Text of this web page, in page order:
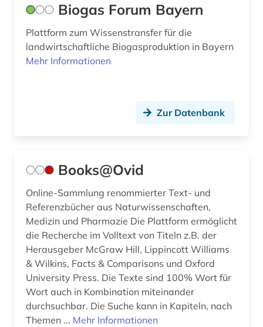
medizinische technik (1)
medizintechnik (2)
meereskunde (2)
mineralogie (1)
mitgliedsstaaten (3)
mitteldeutsches revier (1)
multidisziplinär (1)
nachhaltige entwicklung (2)
nachhaltigkeit (5)
nachricht (1)
nachrichtentechnik (1)
Biogas Forum Bayern
Plattform zum Wissenstransfer für die
landwirtschaftliche Biogasproduktion in Bayern
Mehr Informationen
Zur Datenbank
Books@Ovid
Online-Sammlung renommierter Text- und
Referenzbücher aus Naturwissenschaften,
Medizin und Pharmazie Die Plattform ermöglicht
die Recherche im Volltext von Titeln z.B. der
Herausgeber McGraw Hill, Lippincott Williams
& Wilkins, Facts & Comparisons und Oxford
University Press. Die Texte sind 100% Wort für
Wort auch in Kombination miteinander
durchsuchbar. Die Suche kann in Kapiteln, nach
Themen ... Mehr Informationen